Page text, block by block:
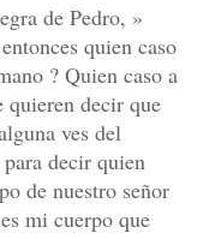
de Pedro, »
quien caso
? Quien caso a
quieren decir que
ves del
decir quien
de nuestro señor
mi cuerpo que